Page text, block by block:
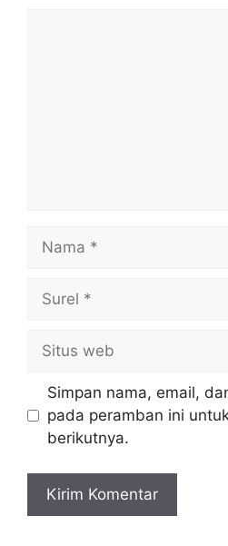
Nama
Surel
Situs
web
Simpan nama, email,
pada peramban ini
berikutnya.